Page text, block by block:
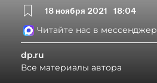
18 ноября 2021 18:04
Читайте нас в
dp.ru
Все материалы автора